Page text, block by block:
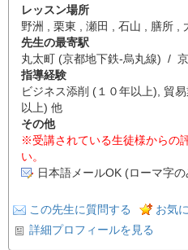
レッスン場所
野洲 , 栗東 , 瀬田 , 石山 , 膳所 ,
先生の最寄駅
丸太町 (京都地下鉄-烏丸線) /
指導経験
ビジネス添削 (１０年以上), 貿
以上) 他
その他
※受講されている生徒様からの
い。
日本語メールOK (ローマ字の
この先生に質問する
お気
詳細プロフィールを見る